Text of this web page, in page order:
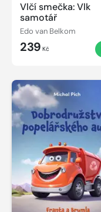
Vlčí smečka: Vlk
samotář
Edo van Belkom
239 Kč